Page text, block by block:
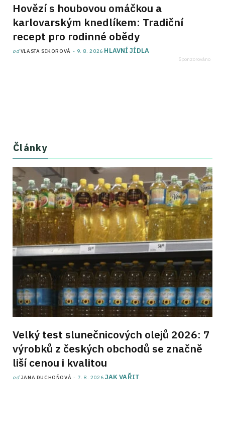
Hovězí s houbovou omáčkou a
karlovarským knedlíkem: Tradiční
recept pro rodinné obědy
odVLASTA SIKOROVÁ 9. 8. 2026 HLAVNÍ JÍDLA
Články
Velký test slunečnicových olejů 2026: 7
výrobků z českých obchodů se značně
liší cenou i kvalitou
od JANA DUCHOŇOVÁ 7. 8. 2026 JAK VAŘIT